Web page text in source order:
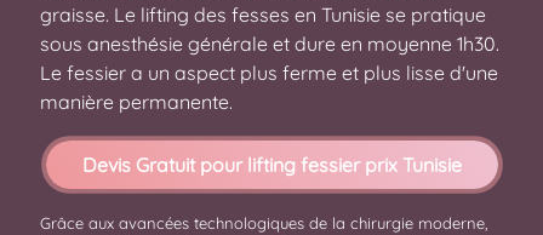
graisse. Le lifting des fesses en Tunisie se pratique
sous anesthésie générale et dure en moyenne 1h30.
Le fessier a un aspect plus ferme et plus lisse d'une
manière permanente.
Devis Gratuit pour lifting fessier prix Tunisie
Grâce aux avancées technologiques de la chirurgie moderne,